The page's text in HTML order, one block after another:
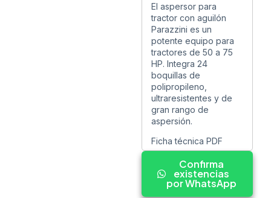
El aspersor para
tractor con aguilón
Parazzini es un
potente equipo para
tractores de 50 a 75
HP. Integra 24
boquillas de
polipropileno,
ultraresistentes y de
gran rango de
aspersión.
Ficha técnica PDF
Confirma
existencias
por WhatsApp